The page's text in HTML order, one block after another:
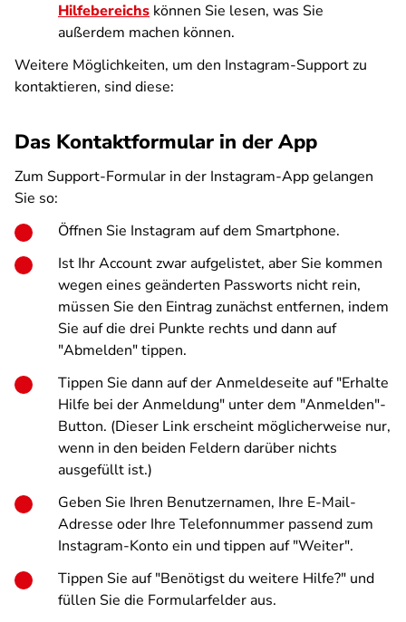
Hilfebereichs können Sie lesen, was Sie
außerdem machen können.
Weitere Möglichkeiten, um den Instagram-Support zu
kontaktieren, sind diese:
Das Kontaktformular in der App
Zum Support-Formular in der Instagram-App gelangen
Sie so:
Öffnen Sie Instagram auf dem Smartphone.
Ist Ihr Account zwar aufgelistet, aber Sie kommen
wegen eines geänderten Passworts nicht rein,
müssen Sie den Eintrag zunächst entfernen, indem
Sie auf die drei Punkte rechts und dann auf
"Abmelden" tippen.
Tippen Sie dann auf der Anmeldeseite auf "Erhalte
Hilfe bei der Anmeldung" unter dem "Anmelden"-
Button. (Dieser Link erscheint möglicherweise nur,
wenn in den beiden Feldern darüber nichts
ausgefüllt ist.)
Geben Sie Ihren Benutzernamen, Ihre E-Mail-
Adresse oder Ihre Telefonnummer passend zum
Instagram-Konto ein und tippen auf "Weiter".
Tippen Sie auf "Benötigst du weitere Hilfe?" und
füllen Sie die Formularfelder aus.